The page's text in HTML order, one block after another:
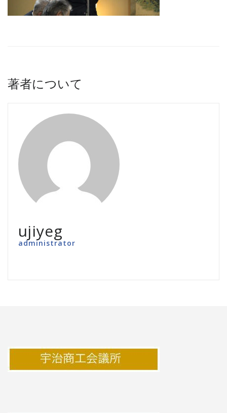
著者について
ujiyeg
administrator